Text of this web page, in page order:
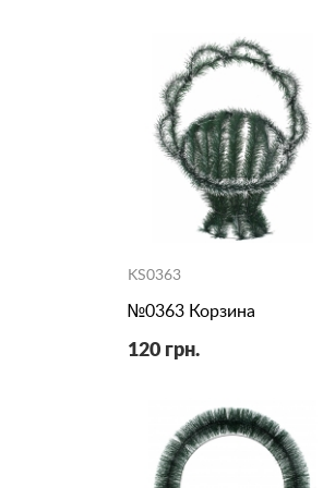
KS0363
№0363 Корзина
120 грн.